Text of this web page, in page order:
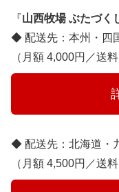
『山西牧場 ぶたづく
◆ 配送先：本州・四
（月額 4,000円／送
詳
◆ 配送先：北海道・
（月額 4,500円／送